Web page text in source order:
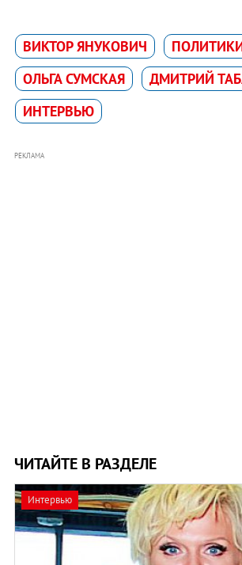
ВИКТОР ЯНУКОВИЧ
ОЛЬГА СУМСКАЯ
ДМИТРИЙ
ИНТЕРВЬЮ
РЕКЛАМА
ЧИТАЙТЕ В РАЗДЕЛЕ
Интервью